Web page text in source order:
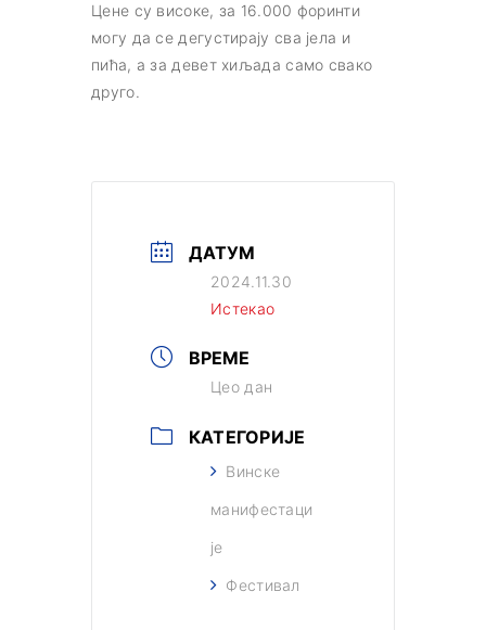
Цене су високе, за 16.000 форинти
могу да се дегустирају сва јела и
пића, а за девет хиљада само свако
друго.
ДАТУМ
2024.11.30
Истекао
ВРЕМЕ
Цео дан
КАТЕГОРИЈЕ
Винске
манифестаци
је
Фестивал